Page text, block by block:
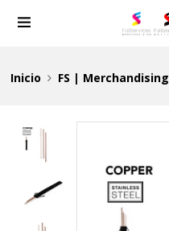
Inicio FS | Merchandising